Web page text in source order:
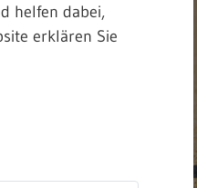
helfen dabei,
erklären Sie